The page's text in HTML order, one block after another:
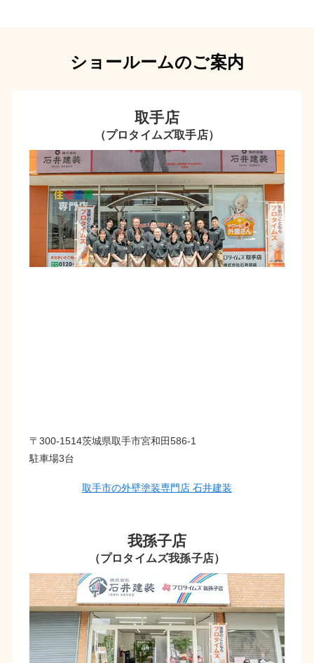
ショールームのご案内
取手店
（プロタイムズ取手店）
〒300-1514茨城県取手市宮和田586-1
駐車場3台
取手市の外壁塗装専門店 石井建装
我孫子店
（プロタイムズ我孫子店）